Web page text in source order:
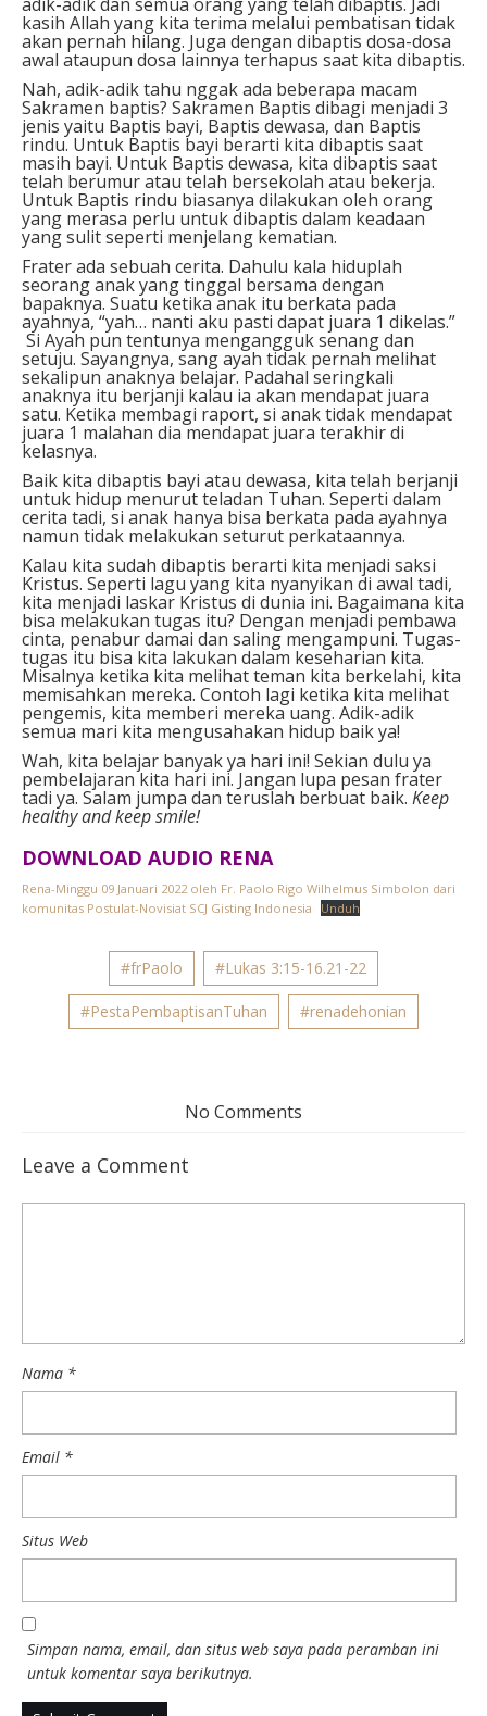
kasih Allah yang kita terima melalui pembatisan tidak
akan pernah hilang. Juga dengan dibaptis dosa-dosa
awal ataupun dosa lainnya terhapus saat kita dibaptis.
Nah, adik-adik tahu nggak ada beberapa macam
Sakramen baptis? Sakramen Baptis dibagi menjadi 3
jenis yaitu Baptis bayi, Baptis dewasa, dan Baptis
rindu. Untuk Baptis bayi berarti kita dibaptis saat
masih bayi. Untuk Baptis dewasa, kita dibaptis saat
telah berumur atau telah bersekolah atau bekerja.
Untuk Baptis rindu biasanya dilakukan oleh orang
yang merasa perlu untuk dibaptis dalam keadaan
yang sulit seperti menjelang kematian.
Frater ada sebuah cerita. Dahulu kala hiduplah
seorang anak yang tinggal bersama dengan
bapaknya. Suatu ketika anak itu berkata pada
ayahnya, “yah… nanti aku pasti dapat juara 1 dikelas.”
Si Ayah pun tentunya mengangguk senang dan
setuju. Sayangnya, sang ayah tidak pernah melihat
sekalipun anaknya belajar. Padahal seringkali
anaknya itu berjanji kalau ia akan mendapat juara
satu. Ketika membagi raport, si anak tidak mendapat
juara 1 malahan dia mendapat juara terakhir di
kelasnya.
Baik kita dibaptis bayi atau dewasa, kita telah berjanji
untuk hidup menurut teladan Tuhan. Seperti dalam
cerita tadi, si anak hanya bisa berkata pada ayahnya
namun tidak melakukan seturut perkataannya.
Kalau kita sudah dibaptis berarti kita menjadi saksi
Kristus. Seperti lagu yang kita nyanyikan di awal tadi,
kita menjadi laskar Kristus di dunia ini. Bagaimana kita
bisa melakukan tugas itu? Dengan menjadi pembawa
cinta, penabur damai dan saling mengampuni. Tugas-
tugas itu bisa kita lakukan dalam keseharian kita.
Misalnya ketika kita melihat teman kita berkelahi, kita
memisahkan mereka. Contoh lagi ketika kita melihat
pengemis, kita memberi mereka uang. Adik-adik
semua mari kita mengusahakan hidup baik ya!
Wah, kita belajar banyak ya hari ini! Sekian dulu ya
pembelajaran kita hari ini. Jangan lupa pesan frater
tadi ya. Salam jumpa dan teruslah berbuat baik. Keep
healthy and keep smile!
DOWNLOAD AUDIO RENA
Rena-Minggu 09 Januari 2022 oleh Fr. Paolo Rigo Wilhelmus Simbolon dari
komunitas Postulat-Novisiat SCJ Gisting Indonesia
Unduh
#frPaolo #Lukas 3:15-16.21-22
#PestaPembaptisanTuhan #renadehonian
No Comments
Leave a Comment
Nama *
Email *
Situs Web
Simpan nama, email, dan situs web saya pada peramban ini
untuk komentar saya berikutnya.